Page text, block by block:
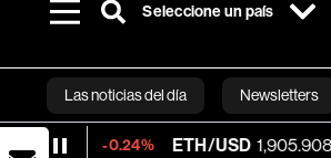
Seleccione un país
Las noticias del día Newsletters
ETH/USD 1,905.908 -0.51%